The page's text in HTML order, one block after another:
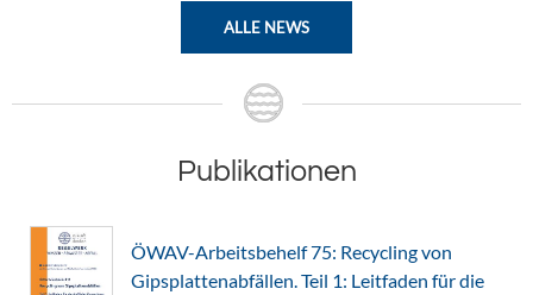
ALLE NEWS
Publikationen
ÖWAV-Arbeitsbehelf 75: Recycling von
Gipsplattenabfällen. Teil 1: Leitfaden für die